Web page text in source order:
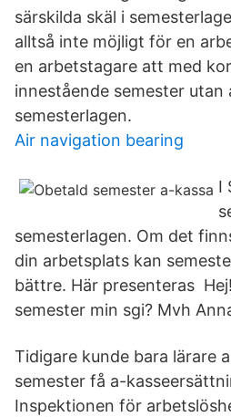
särskilda skäl i
alltså inte möjligt för en
en arbetstagare att med
innestående semester
semesterlagen.
Air navigation bearing
I
semesterlagen. Om det
din arbetsplats kan
bättre. Här presenteras
semester min sgi? Mvh
Tidigare kunde bara lärare
semester få a-
Inspektionen för